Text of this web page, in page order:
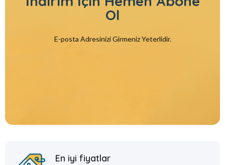
Ol
E-posta Adresinizi Girmeniz Yeterlidir.
En iyi fiyatlar